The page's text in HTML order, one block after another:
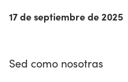
17 de septiembre de 2025
Sed como nosotras